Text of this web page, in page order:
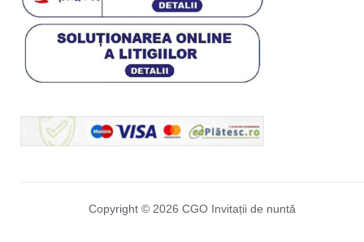
Copyright © 2026 CGO Invitații de nuntă